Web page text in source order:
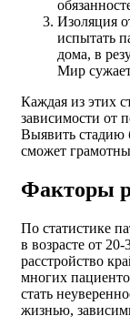
Изоляция
испытать
дома, в
Мир
Каждая из этих
зависимости от
Выявить стадию
сможет
Факторы
По статистике
в возрасте от
расстройство
многих
стать
жизнью,